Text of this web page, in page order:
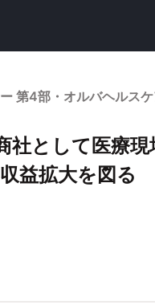
第4部・オルバヘルス
社として医療
益拡大を図る